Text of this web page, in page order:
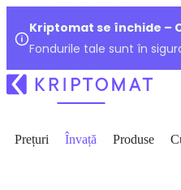
Kriptomat se închide –
Fondurile tale sunt în
Prețuri Învață Produse